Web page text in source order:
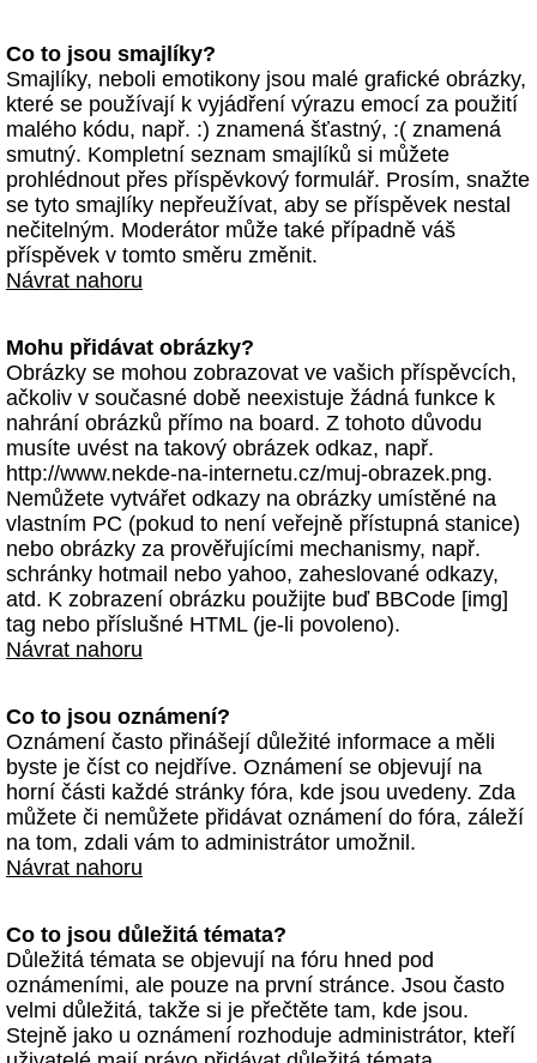
Co to jsou smajlíky?
Smajlíky, neboli emotikony jsou malé grafické obrázky,
které se používají k vyjádření výrazu emocí za použití
malého kódu, např. :) znamená šťastný, :( znamená
smutný. Kompletní seznam smajlíků si můžete
prohlédnout přes příspěvkový formulář. Prosím, snažte
se tyto smajlíky nepřeužívat, aby se příspěvek nestal
nečitelným. Moderátor může také případně váš
příspěvek v tomto směru změnit.
Návrat nahoru
Mohu přidávat obrázky?
Obrázky se mohou zobrazovat ve vašich příspěvcích,
ačkoliv v současné době neexistuje žádná funkce k
nahrání obrázků přímo na board. Z tohoto důvodu
musíte uvést na takový obrázek odkaz, např.
http://www.nekde-na-internetu.cz/muj-obrazek.png.
Nemůžete vytvářet odkazy na obrázky umístěné na
vlastním PC (pokud to není veřejně přístupná stanice)
nebo obrázky za prověřujícími mechanismy, např.
schránky hotmail nebo yahoo, zaheslované odkazy,
atd. K zobrazení obrázku použijte buď BBCode [img]
tag nebo příslušné HTML (je-li povoleno).
Návrat nahoru
Co to jsou oznámení?
Oznámení často přinášejí důležité informace a měli
byste je číst co nejdříve. Oznámení se objevují na
horní části každé stránky fóra, kde jsou uvedeny. Zda
můžete či nemůžete přidávat oznámení do fóra, záleží
na tom, zdali vám to administrátor umožnil.
Návrat nahoru
Co to jsou důležitá témata?
Důležitá témata se objevují na fóru hned pod
oznámeními, ale pouze na první stránce. Jsou často
velmi důležitá, takže si je přečtěte tam, kde jsou.
Stejně jako u oznámení rozhoduje administrátor, kteří